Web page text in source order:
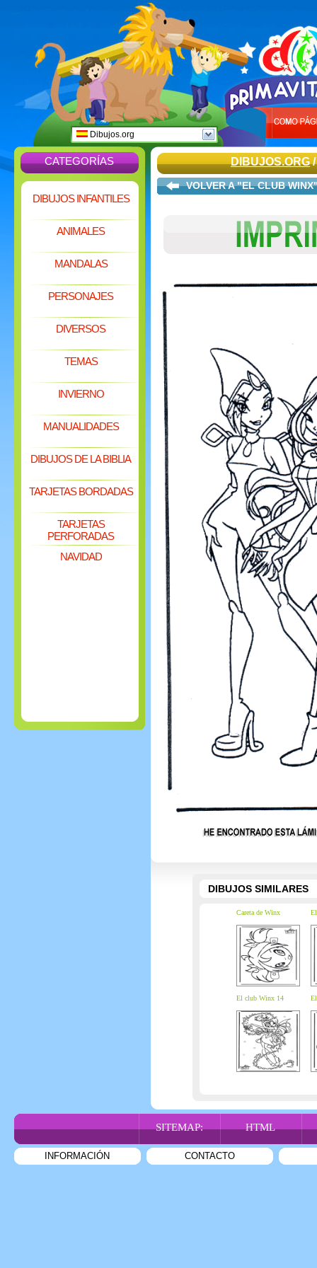
Dibujos.org
CATEGORÍAS
DIBUJOS INFANTILES
ANIMALES
MANDALAS
PERSONAJES
DIVERSOS
TEMAS
INVIERNO
MANUALIDADES
DIBUJOS DE LA BIBLIA
TARJETAS BORDADAS
TARJETAS
PERFORADAS
NAVIDAD
DIBUJOS.ORG
VOLVER A "EL CLUB
DIBUJOS SIMILARES
Careta de Winx
El club Winx 14
SITEMAP: HTML
INFORMACIÓN CONTACTO